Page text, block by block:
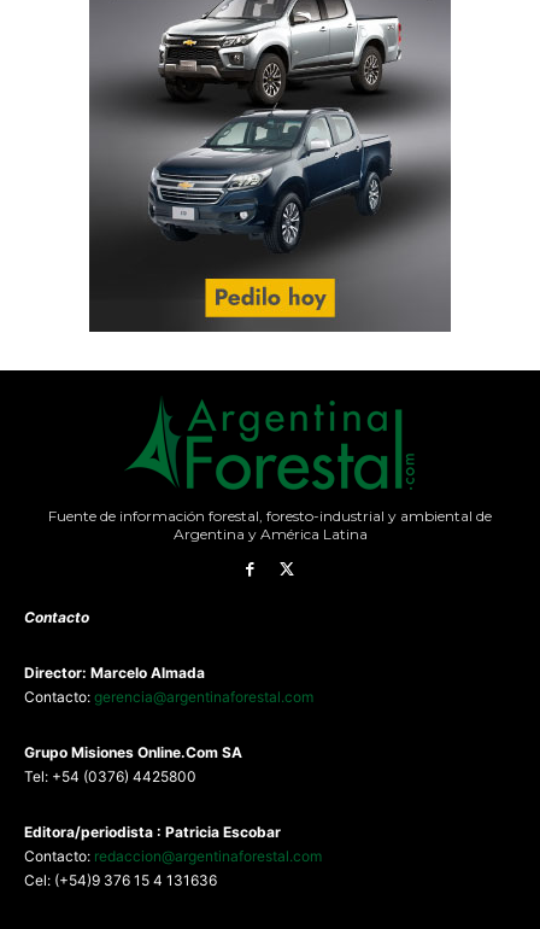
Fuente de información forestal, foresto-industrial y ambiental de
Argentina y América Latina
Contacto
Director: Marcelo Almada
Contacto: gerencia@argentinaforestal.com
Grupo Misiones Online.Com SA
Tel: +54 (0376) 4425800
Editora/periodista : Patricia Escobar
Contacto: redaccion@argentinaforestal.com
Cel: (+54)9 376 15 4 131636